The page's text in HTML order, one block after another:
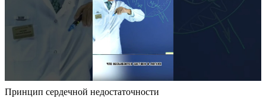
Принцип сердечной недостаточности